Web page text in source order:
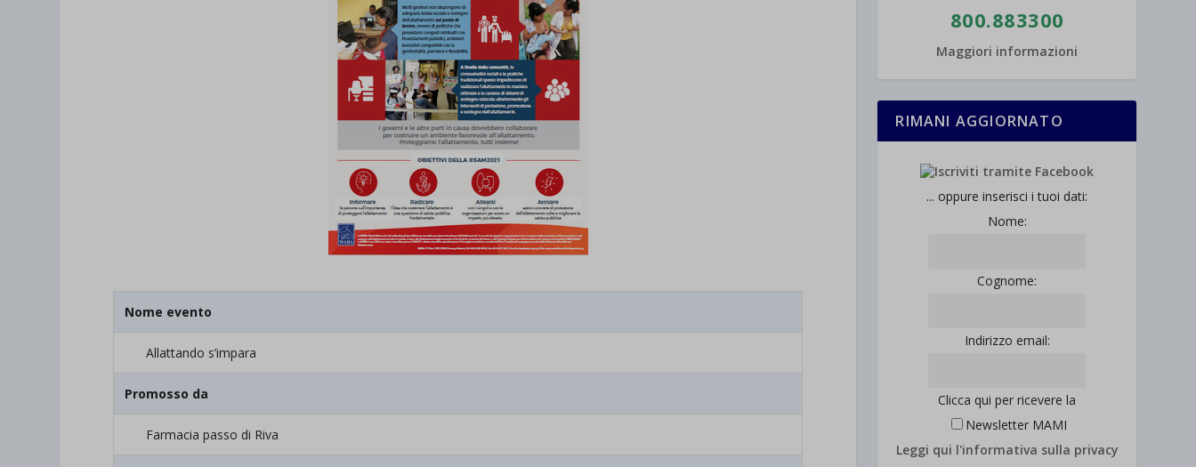
Nome evento
Allattando s’impara
Promosso da
Farmacia passo di Riva
800.883300
Maggiori informazioni
RIMANI AGGIORNATO
... oppure inserisci i tuoi dati:
Nome:
Cognome:
Indirizzo email:
Clicca qui per ricevere la
Newsletter MAMI
Leggi qui l'informativa sulla privacy